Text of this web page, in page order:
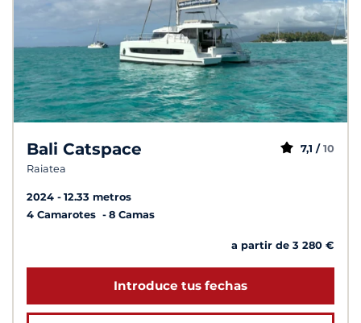
Bali Catspace
Raiatea
7,1 / 10
2024
12.33 metros
4 Camarotes
8 Camas
a partir de 3 280 €
Introduce tus fechas